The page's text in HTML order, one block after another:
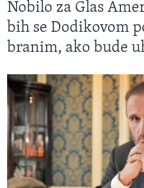
Nobilo za Glas
bih se Dodikovom
branim, ako bude